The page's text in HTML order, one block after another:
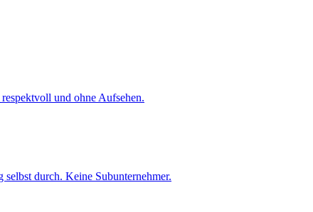
und ohne Aufsehen.
durch. Keine Subunternehmer.